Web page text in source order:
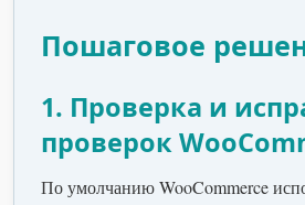
Пошаговое
1. Проверка и
проверок
По умолчанию WooCommerce